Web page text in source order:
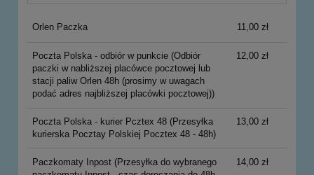
Orlen Paczka 11,00 zł
Poczta Polska - odbiór w punkcie(Odbiór
paczki w nabliższej placówce pocztowej lub
stacji paliw Orlen 48h (prosimy w uwagach
podać adres najbliższej placówki pocztowej))
12,00 zł
Poczta Polska - kurier Pcztex 48(Przesyłka
kurierska Pocztay Polskiej Pocztex 48 - 48h)
13,00 zł
Paczkomaty Inpost(Przesyłka do wybranego
14,00 zł